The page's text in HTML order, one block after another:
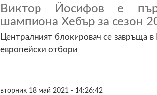
Виктор Йосифов е
шампиона Хебър за сезон
Централният блокировач се завръща
европейски отбори
вторник 18 май 2021 - 14:26:42